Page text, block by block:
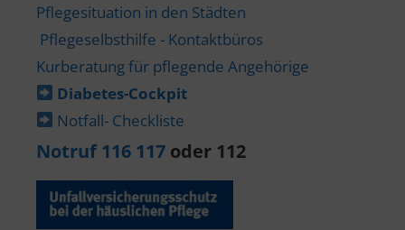
Pflegesituation in den Städten
Pflegeselbsthilfe - Kontaktbüros
Kurberatung für pflegende Angehörige
Diabetes-​Cockpit
Notfall- Checkliste
Notruf 116 117 oder 112